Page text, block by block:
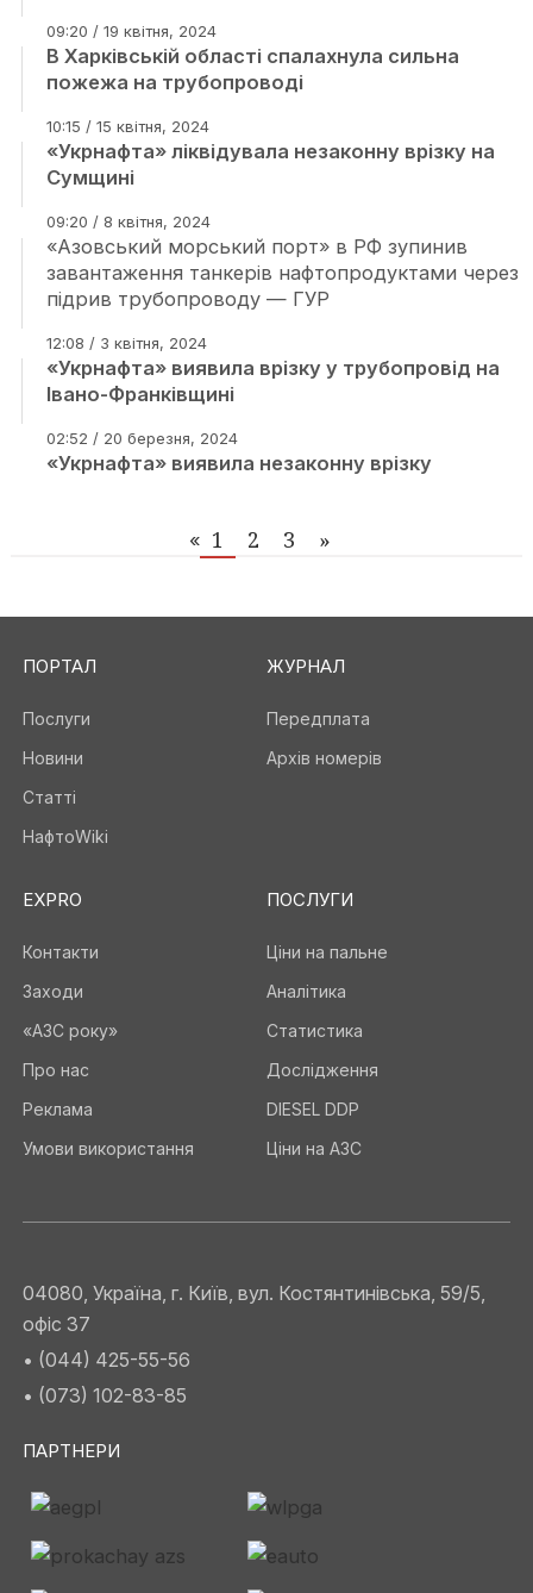
09:20 / 19 квітня, 2024
В Харківській області спалахнула сильна
пожежа на трубопроводі
10:15 / 15 квітня, 2024
«Укрнафта» ліквідувала незаконну врізку на
Сумщині
09:20 / 8 квітня, 2024
«Азовський морський порт» в РФ зупинив
завантаження танкерів нафтопродуктами через
підрив трубопроводу — ГУР
12:08 / 3 квітня, 2024
«Укрнафта» виявила врізку у трубопровід на
Івано-Франківщині
02:52 / 20 березня, 2024
«Укрнафта» виявила незаконну врізку
« 1 2 3 »
ПОРТАЛ
Послуги
Новини
Статті
НафтоWiki
ЖУРНАЛ
Передплата
Архів номерів
EXPRO
Контакти
Заходи
«АЗС року»
Про нас
Реклама
Умови використання
ПОСЛУГИ
Ціни на пальне
Аналітика
Статистика
Дослідження
DIESEL DDP
Ціни на АЗС
04080, Україна, г. Київ, вул. Костянтинівська, 59/5,
офіс 37
• (044) 425-55-56
• (073) 102-83-85
ПАРТНЕРИ